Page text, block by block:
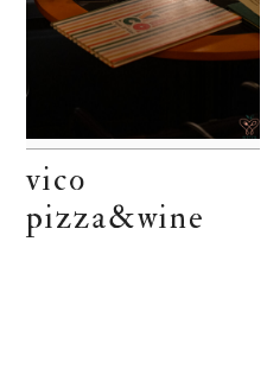
vico
pizza&wine